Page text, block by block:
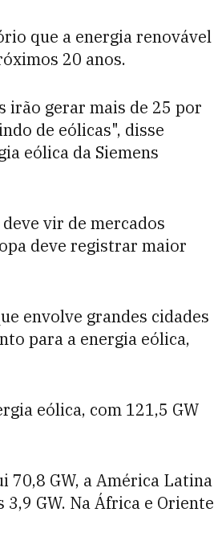
que a energia renovável
20 anos.
irão gerar mais de 25 por
de eólicas", disse
eólica da Siemens
vir de mercados
deve registrar maior
envolve grandes cidades
para a energia eólica,
eólica, com 121,5 GW
70,8 GW, a América Latina
GW. Na África e Oriente